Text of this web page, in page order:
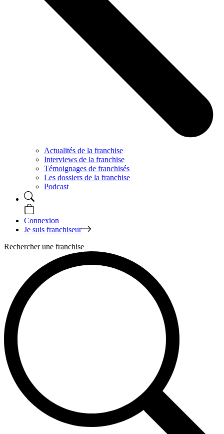
Actualités de la franchise
Interviews de la franchise
Témoignages de franchisés
Les dossiers de la franchise
Podcast
Connexion
Je suis franchiseur
Rechercher une franchise